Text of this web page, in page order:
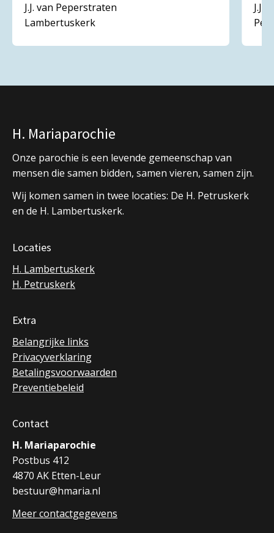
J.J. van Peperstraten
Lambertuskerk
J.J.
H. Mariaparochie
Onze parochie is een levende gemeenschap van
mensen die samen bidden, samen vieren, samen zijn.
Wij komen samen in twee locaties: De H. Petruskerk
en de H. Lambertuskerk.
Locaties
H. Lambertuskerk
H. Petruskerk
Extra
Belangrijke links
Privacyverklaring
Betalingsvoorwaarden
Preventiebeleid
Contact
H. Mariaparochie
Postbus 412
4870 AK Etten-Leur
bestuur@hmaria.nl
Meer contactgegevens